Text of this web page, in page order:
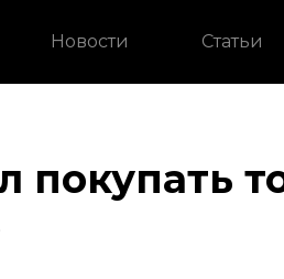
Новости Статьи
покупать